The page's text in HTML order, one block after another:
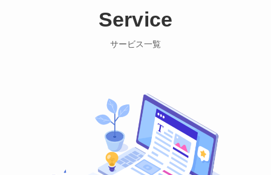
Service
サービス一覧